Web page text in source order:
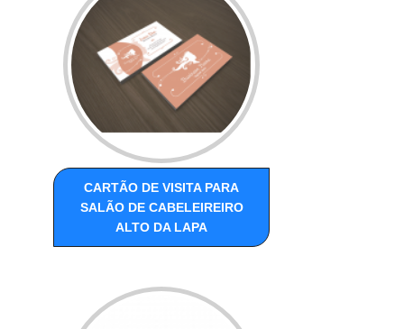
CARTÃO DE VISITA PARA
SALÃO DE CABELEIREIRO
ALTO DA LAPA